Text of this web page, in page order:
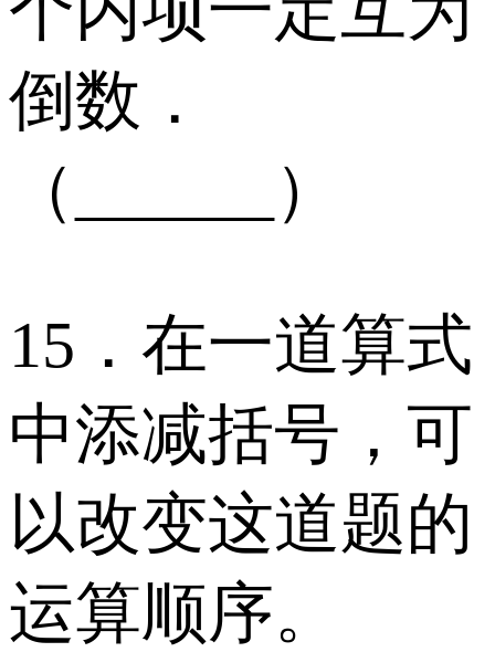
倒数．
（______）
15．在一道算式
中添减括号，可
以改变这道题的
运算顺序。